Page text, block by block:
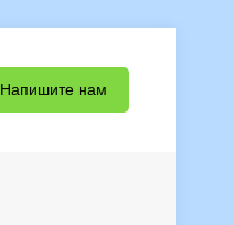
Напишите нам